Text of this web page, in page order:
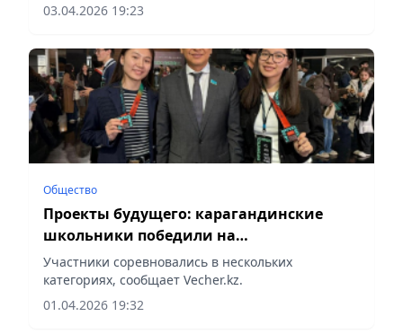
03.04.2026 19:23
Общество
Проекты будущего: карагандинские
школьники победили на
международной олимпиаде Infomatrix
Участники соревновались в нескольких
категориях, сообщает Vecher.kz.
01.04.2026 19:32